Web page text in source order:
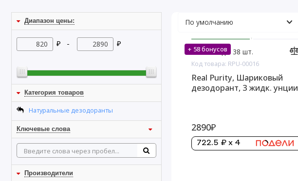
Диапазон цены:
₽ - ₽
Категория товаров
Натуральные дезодоранты
Ключевые слова
Производители
+ 58 бонусов
На складе: 38 шт.
Код товара: RPU-00016
Real Purity, Шариковый
дезодорант, 3 жидк. унции
2890₽
722.5 ₽ x 4